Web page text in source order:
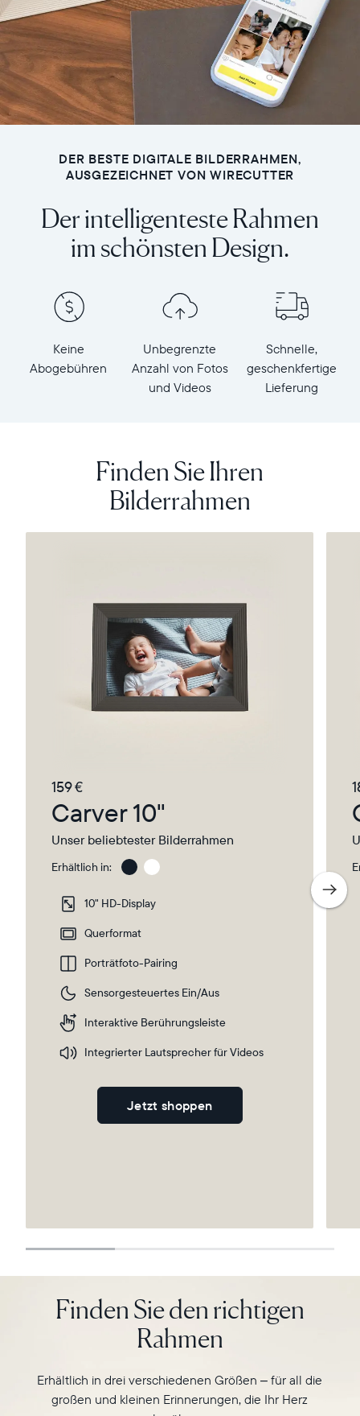
Wählen Sie Ihren Standort
Aktuell
Deutschland
Deutsch
Wählen Sie Ihren Standort
Weiter
DER BESTE DIGITALE BILDERRAHMEN,
AUSGEZEICHNET VON WIRECUTTER
Der intelligenteste Rahmen
im schönsten Design.
Keine
Abogebühren
Unbegrenzte
Anzahl von Fotos
und Videos
Schnelle,
geschenkfertige
Lieferung
Finden Sie Ihren
Bilderrahmen
159 €
Carver 10"
Unser beliebtester Bilderrahmen
Erhältlich in:
Gravel
10" HD-Display
Querformat
Porträtfoto-Pairing
Sensorgesteuertes Ein/Aus
Interaktive Berührungsleiste
Integrierter Lautsprecher für Videos
Jetzt shoppen
Finden Sie den richtigen
Rahmen
Erhältlich in drei verschiedenen Größen – für all die
großen und kleinen Erinnerungen, die Ihr Herz